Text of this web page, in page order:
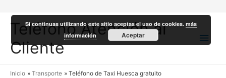
Teléfono Atención al
Cliente
Inicio Transporte Teléfono de Taxi Huesca gratuito
Si continuas utilizando este sitio aceptas el uso de cookies.más
información
Aceptar